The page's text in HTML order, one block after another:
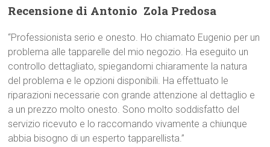
Recensione di Antonio  Zola Predosa
“Professionista serio e onesto. Ho chiamato Eugenio per un
problema alle tapparelle del mio negozio. Ha eseguito un
controllo dettagliato, spiegandomi chiaramente la natura
del problema e le opzioni disponibili. Ha effettuato le
riparazioni necessarie con grande attenzione al dettaglio e
a un prezzo molto onesto. Sono molto soddisfatto del
servizio ricevuto e lo raccomando vivamente a chiunque
abbia bisogno di un esperto tapparellista.”